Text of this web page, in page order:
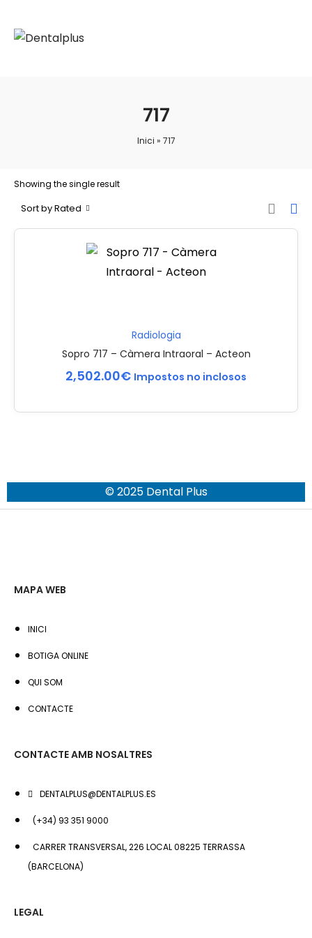
717
Inici » 717
Showing the single result
Sort by Rated
Radiologia
Sopro 717 – Càmera Intraoral – Acteon
2,502.00€ Impostos no inclosos
© 2025 Dental Plus
MAPA WEB
INICI
BOTIGA ONLINE
QUI SOM
CONTACTE
CONTACTE AMB NOSALTRES
DENTALPLUS@DENTALPLUS.ES
(+34) 93 351 9000
CARRER TRANSVERSAL, 226 LOCAL 08225 TERRASSA
(BARCELONA)
LEGAL